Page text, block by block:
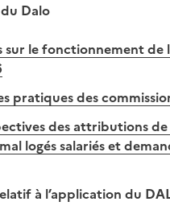
Dalo
le fonctionnement de
pratiques des
des attributions
logés salariés et
à l’application du